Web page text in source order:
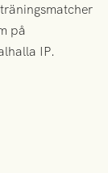
på
IP.